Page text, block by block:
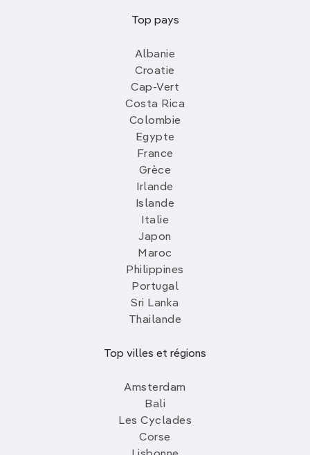
Top pays
Albanie
Croatie
Cap-Vert
Costa Rica
Colombie
Egypte
France
Grèce
Irlande
Islande
Italie
Japon
Maroc
Philippines
Portugal
Sri Lanka
Thailande
Top villes et régions
Amsterdam
Bali
Les Cyclades
Corse